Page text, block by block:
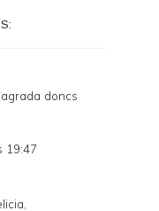
doncs
19:47